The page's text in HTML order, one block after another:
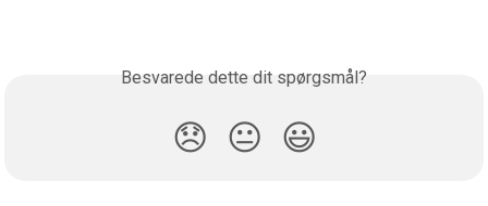
Besvarede dette dit spørgsmål?
😞 😐 😃